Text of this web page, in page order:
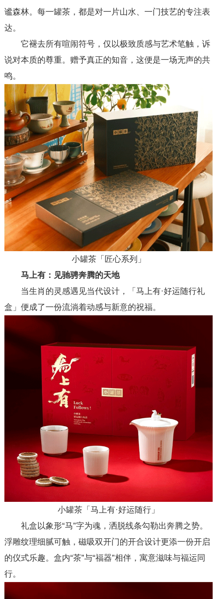
谧森林。每一罐茶，都是对一片山水、一门技艺的专注表
达。
它褪去所有喧闹符号，仅以极致质感与艺术笔触，诉
说对本质的尊重。赠予真正的知音，这便是一场无声的共
鸣。
小罐茶「匠心系列」
马上有：见驰骋奔腾的天地
当生肖的灵感遇见当代设计，「马上有·好运随行礼
盒」便成了一份流淌着动感与新意的祝福。
小罐茶「马上有·好运随行」
礼盒以象形“马”字为魂，洒脱线条勾勒出奔腾之势。
浮雕纹理细腻可触，磁吸双开门的开合设计更添一份开启
的仪式乐趣。盒内“茶”与“福器”相伴，寓意滋味与福运同
行。